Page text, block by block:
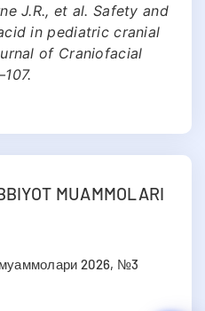
J.R., et al. Safety and
in pediatric cranial
of Craniofacial
MUAMMOLARI
2026, №3